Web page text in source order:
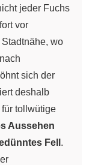
jeder Fuchs
vor
wo
sich der
deshalb
tollwütige
Aussehen
Fell .